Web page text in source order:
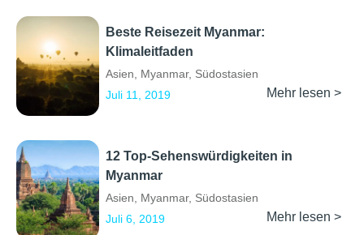
Beste Reisezeit Myanmar:
Klimaleitfaden
Asien Myanmar, Südostasien
Juli 11, 2019
Mehr lesen >
12 Top-Sehenswürdigkeiten in
Myanmar
Asien Myanmar, Südostasien
Juli 6, 2019
Mehr lesen >